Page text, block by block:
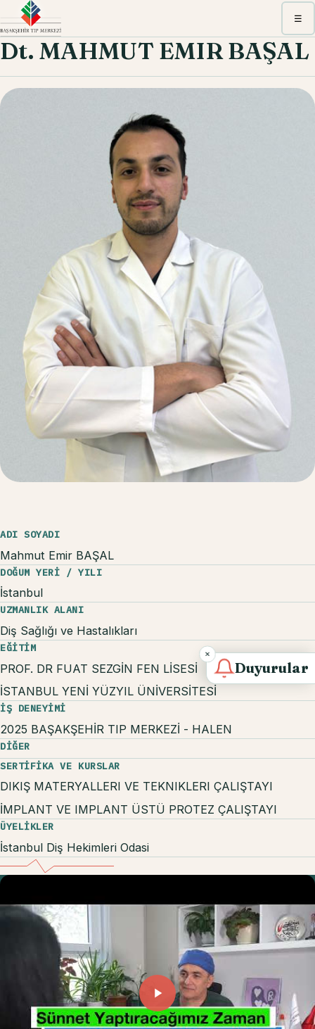
☰
Dt. MAHMUT EMIR BAŞAL
ADI SOYADI
Mahmut Emir BAŞAL
DOĞUM YERİ / YILI
İstanbul
UZMANLIK ALANI
Diş Sağlığı ve Hastalıkları
EĞİTİM
PROF. DR FUAT SEZGİN FEN LİSESİ
İSTANBUL YENİ YÜZYIL ÜNİVERSİTESİ
İŞ DENEYİMİ
2025 BAŞAKŞEHİR TIP MERKEZİ - HALEN
DİĞER
SERTIFIKA VE KURSLAR
DIKIŞ MATERYALLERI VE TEKNIKLERI ÇALIŞTAYI
İMPLANT VE IMPLANT ÜSTÜ PROTEZ ÇALIŞTAYI
ÜYELIKLER
İstanbul Diş Hekimleri Odasi
Duyurular